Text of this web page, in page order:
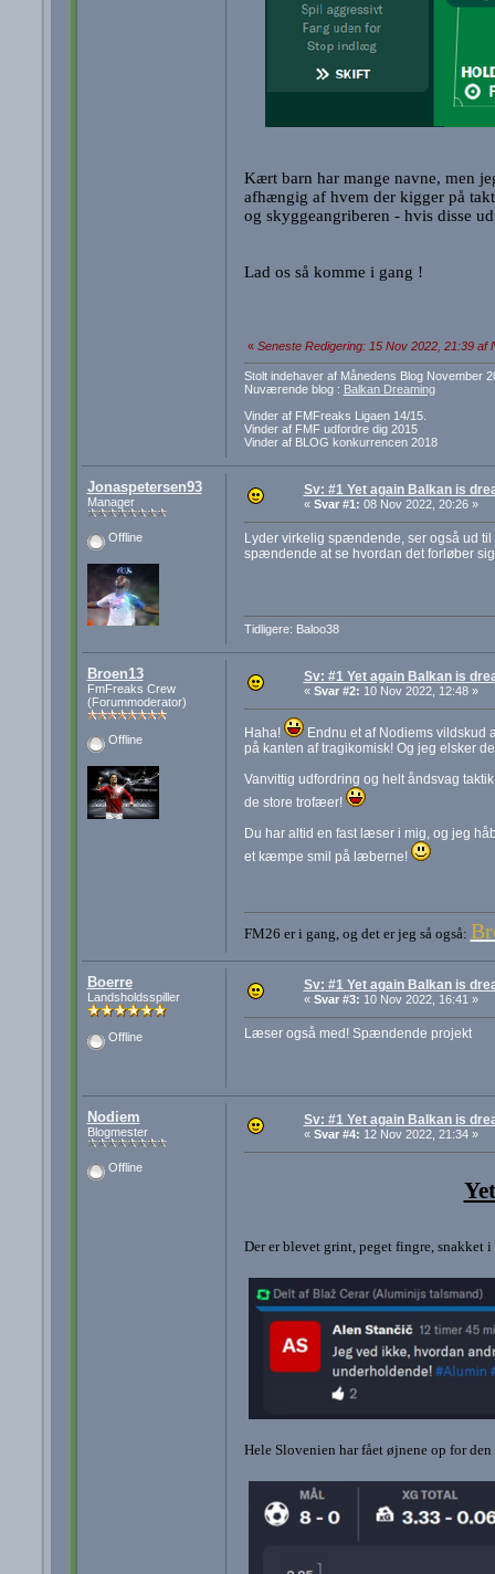
Kært barn har mange navne, men
afhængig af hvem der kigger på
og skyggeangriberen - hvis disse
Lad os så komme i gang !
« Seneste Redigering: 15 Nov 2022, 21:39 af
Stolt indehaver af Månedens Blog November
Nuværende blog : Balkan Dreaming
Vinder af FMFreaks Ligaen 14/15.
Vinder af FMF udfordre dig 2015
Vinder af BLOG konkurrencen 2018
Jonaspetersen93
Manager
Offline
Sv: #1 Yet again Balkan is
« Svar #1: 08 Nov 2022, 20:26 »
Lyder virkelig spændende, ser også ud
spændende at se hvordan det forløber
Tidligere: Baloo38
Broen13
FmFreaks Crew
(Forummoderator)
Offline
Sv: #1 Yet again Balkan is
« Svar #2: 10 Nov 2022, 12:48 »
Haha!
Endnu et af Nodiems vildskud
på kanten af tragikomisk! Og jeg elsker
Vanvittig udfordring og helt åndsvag
de store trofæer!
Du har altid en fast læser i mig, og jeg
et kæmpe smil på læberne!
FM26 er i gang, og det er jeg så også:
Boerre
Landsholdsspiller
Offline
Sv: #1 Yet again Balkan is
« Svar #3: 10 Nov 2022, 16:41 »
Læser også med! Spændende projekt
Nodiem
Blogmester
Offline
Sv: #1 Yet again Balkan is
« Svar #4: 12 Nov 2022, 21:34 »
Der er blevet grint, peget fingre, snakket
Hele Slovenien har fået øjnene op for